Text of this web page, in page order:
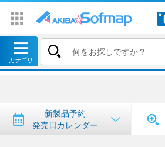
トップ ＞ 新製品予約・発売日カレンダー
新製品予約・発売日カレンダー
新製品予約
発売日カレンダー